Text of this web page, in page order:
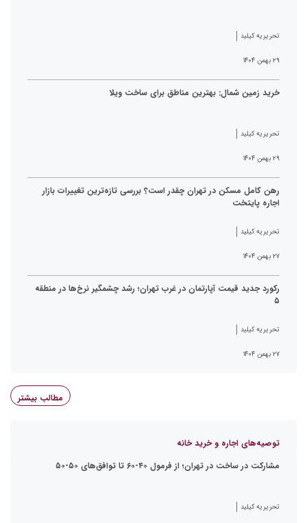
تحریریه کیلید
۲۹ بهمن ۱۴۰۴
خرید زمین شمال: بهترین مناطق برای ساخت ویلا
تحریریه کیلید
۲۹ بهمن ۱۴۰۴
رهن کامل مسکن در تهران چقدر است؟ بررسی تازه‌ترین تغییرات بازار
اجاره پایتخت
تحریریه کیلید
۲۷ بهمن ۱۴۰۴
رکورد جدید قیمت آپارتمان در غرب تهران؛ رشد چشمگیر نرخ‌ها در منطقه
۵
تحریریه کیلید
۲۷ بهمن ۱۴۰۴
مطالب بیشتر
توصیه‌های اجاره و خرید خانه
مشارکت در ساخت در تهران؛ از فرمول ۴۰-۶۰ تا توافق‌های ۵۰-۵۰
تحریریه کیلید